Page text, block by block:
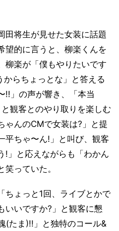
田将生が見せた女装に話題
望的に言うと、柳楽くんを
柳楽が「僕もやりたいです
らちょっとな」と答える
!!」の声が響き、「本当
観客とのやり取りを楽しむ
ゃんのCMで女装は?」と提
平ちゃ〜ん!」と叫び、観客
!」と応えながらも「わかん
っていた。
ちょっと1回、ライブとかで
いいですか?」と観客に懇
(たま)!!」と独特のコール&